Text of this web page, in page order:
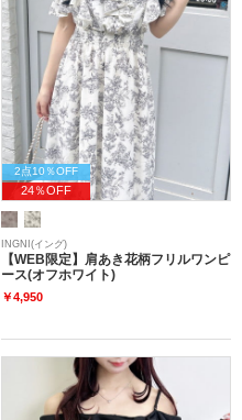
2点10％OFF
24％OFF
INGNI(イング)
【WEB限定】肩あき花柄フリルワンピ
ース(オフホワイト)
￥4,950